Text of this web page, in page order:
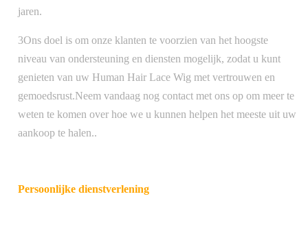
jaren.
3Ons doel is om onze klanten te voorzien van het hoogste
niveau van ondersteuning en diensten mogelijk, zodat u kunt
genieten van uw Human Hair Lace Wig met vertrouwen en
gemoedsrust.Neem vandaag nog contact met ons op om meer te
weten te komen over hoe we u kunnen helpen het meeste uit uw
aankoop te halen..
Persoonlijke dienstverlening